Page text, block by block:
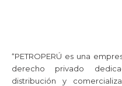
“PETROPERÚ es una
derecho privado
distribución y